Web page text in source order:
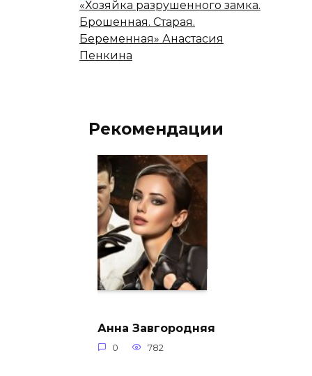
«Хозяйка разрушенного замка.
Брошенная. Старая.
Беременная» Анастасия
Пенкина
Рекомендации
Анна Завгородняя
0 782